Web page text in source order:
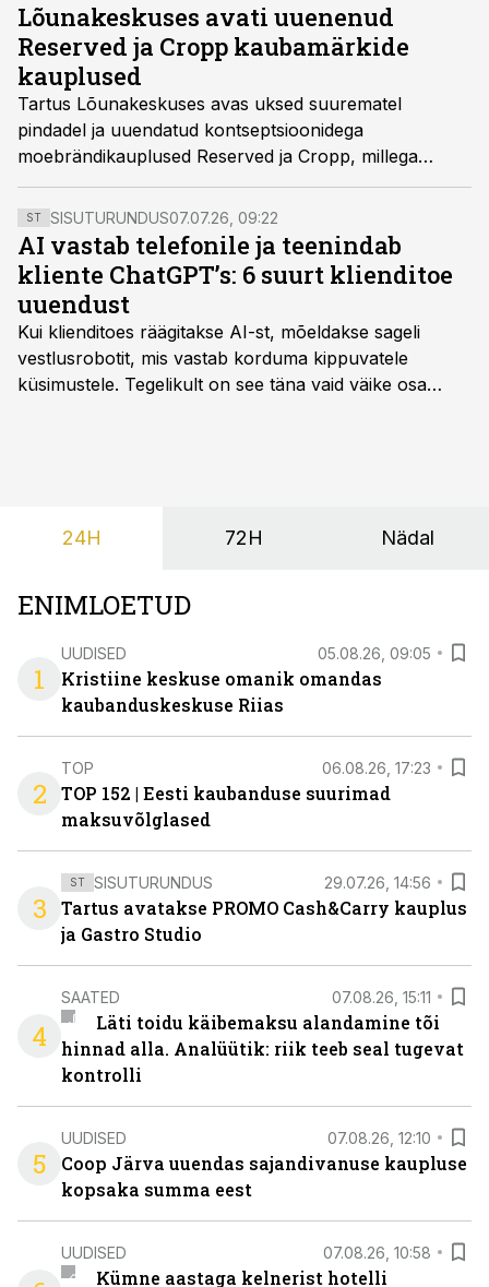
Lõunakeskuses avati uuenenud
Reserved ja Cropp kaubamärkide
kauplused
Tartus Lõunakeskuses avas uksed suurematel
pindadel ja uuendatud kontseptsioonidega
moebrändikauplused Reserved ja Cropp, millega
suurenes Lõunakeskuse moekaupade müügipind ligi
750 ruutmeetri võrra.
ST SISUTURUNDUS07.07.26, 09:22
AI vastab telefonile ja teenindab
kliente ChatGPT’s: 6 suurt klienditoe
uuendust
Kui klienditoes räägitakse AI-st, mõeldakse sageli
vestlusrobotit, mis vastab korduma kippuvatele
küsimustele. Tegelikult on see täna vaid väike osa
24H 72H Nädal
ENIMLOETUD
1
UUDISED 05.08.26, 09:05
Kristiine keskuse omanik omandas
kaubanduskeskuse Riias
2
TOP 06.08.26, 17:23
TOP 152 | Eesti kaubanduse suurimad
maksuvõlglased
3
ST SISUTURUNDUS 29.07.26, 14:56
Tartus avatakse PROMO Cash&Carry kauplus
ja Gastro Studio
4
SAATED 07.08.26, 15:11
Läti toidu käibemaksu alandamine tõi
hinnad alla. Analüütik: riik teeb seal tugevat
kontrolli
5
UUDISED 07.08.26, 12:10
Coop Järva uuendas sajandivanuse kaupluse
kopsaka summa eest
UUDISED 07.08.26, 10:58
Kümne aastaga kelnerist hotelli